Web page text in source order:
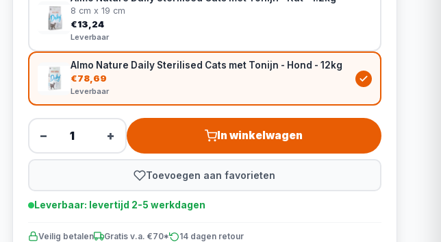
8 cm x 19 cm
€13,24
Leverbaar
Almo Nature Daily Sterilised Cats met Tonijn - Hond - 12kg
€78,69
Leverbaar
− + In winkelwagen
Toevoegen aan favorieten
Leverbaar: levertijd 2-5 werkdagen
Veilig betalen Gratis v.a. €70* 14 dagen retour